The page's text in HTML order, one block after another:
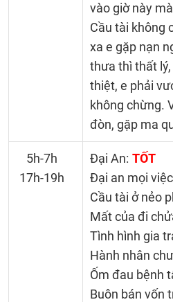
vào giờ này
Cầu tài không
xa e gặp nạn
thưa thì thất
thiệt, e phải
không chừng.
đòn, gặp ma
5h-7h
17h-19h
Đại An: TỐT
Đại an mọi
Cầu tài ở nẻo
Mất của đi
Tình hình gia
Hành nhân
Ốm đau bệnh
Buôn bán vốn